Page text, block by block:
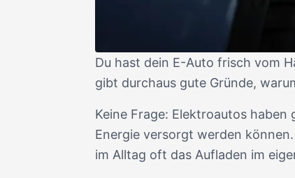
Du hast dein E-Auto frisch vom
gibt durchaus gute Gründe,
Keine Frage: Elektroautos
Energie versorgt werden
im Alltag oft das Aufladen im